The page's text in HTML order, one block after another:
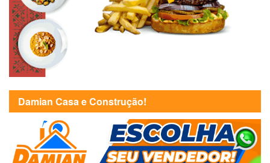
Damian Casa e Construção!